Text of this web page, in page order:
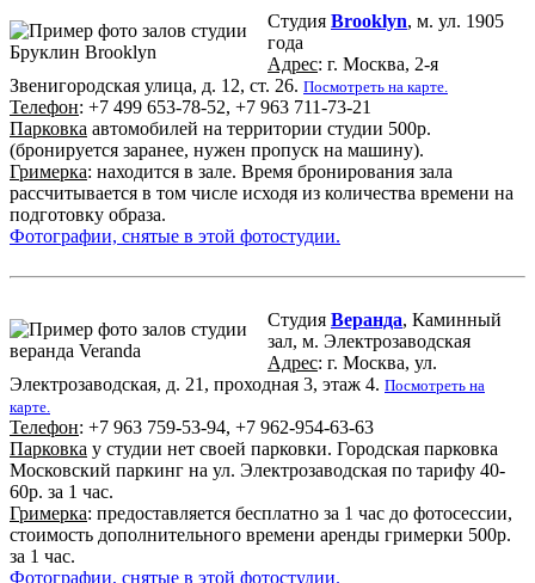
Студия Brooklyn, м. ул. 1905
года
Адрес: г. Москва, 2-я
Звенигородская улица, д. 12, ст. 26. Посмотреть на карте.
Телефон: +7 499 653-78-52, +7 963 711-73-21
Парковка автомобилей на территории студии 500р.
(бронируется заранее, нужен пропуск на машину).
Гримерка: находится в зале. Время бронирования зала
рассчитывается в том числе исходя из количества времени на
подготовку образа.
Фотографии, снятые в этой фотостудии.
Студия Веранда, Каминный
зал, м. Электрозаводская
Адрес: г. Москва, ул.
Электрозаводская, д. 21, проходная 3, этаж 4. Посмотреть на
карте.
Телефон: +7 963 759-53-94, +7 962-954-63-63
Парковка у студии нет своей парковки. Городская парковка
Московский паркинг на ул. Электрозаводская по тарифу 40-
60р. за 1 час.
Гримерка: предоставляется бесплатно за 1 час до фотосессии,
стоимость дополнительного времени аренды гримерки 500р.
за 1 час.
Фотографии, снятые в этой фотостудии.